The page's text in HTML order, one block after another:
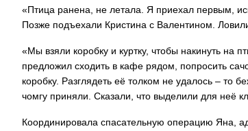
«Птица ранена, не летала. Я приехал первым,
Позже подъехали Кристина с Валентином.
«Мы взяли коробку и куртку, чтобы накинуть на
предложил сходить в кафе рядом, попросить
коробку. Разглядеть её толком не удалось – то
чомгу приняли. Сказали, что выделили для неё
Координировала спасательную операцию Яна,